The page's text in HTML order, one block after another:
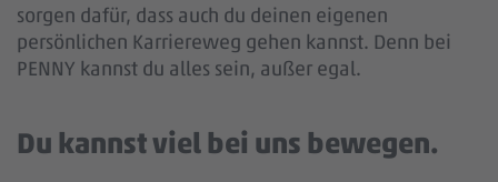
sorgen dafür, dass auch du deinen eigenen
persönlichen Karriereweg gehen kannst. Denn bei
PENNY kannst du alles sein, außer egal.
Du kannst viel bei uns bewegen.